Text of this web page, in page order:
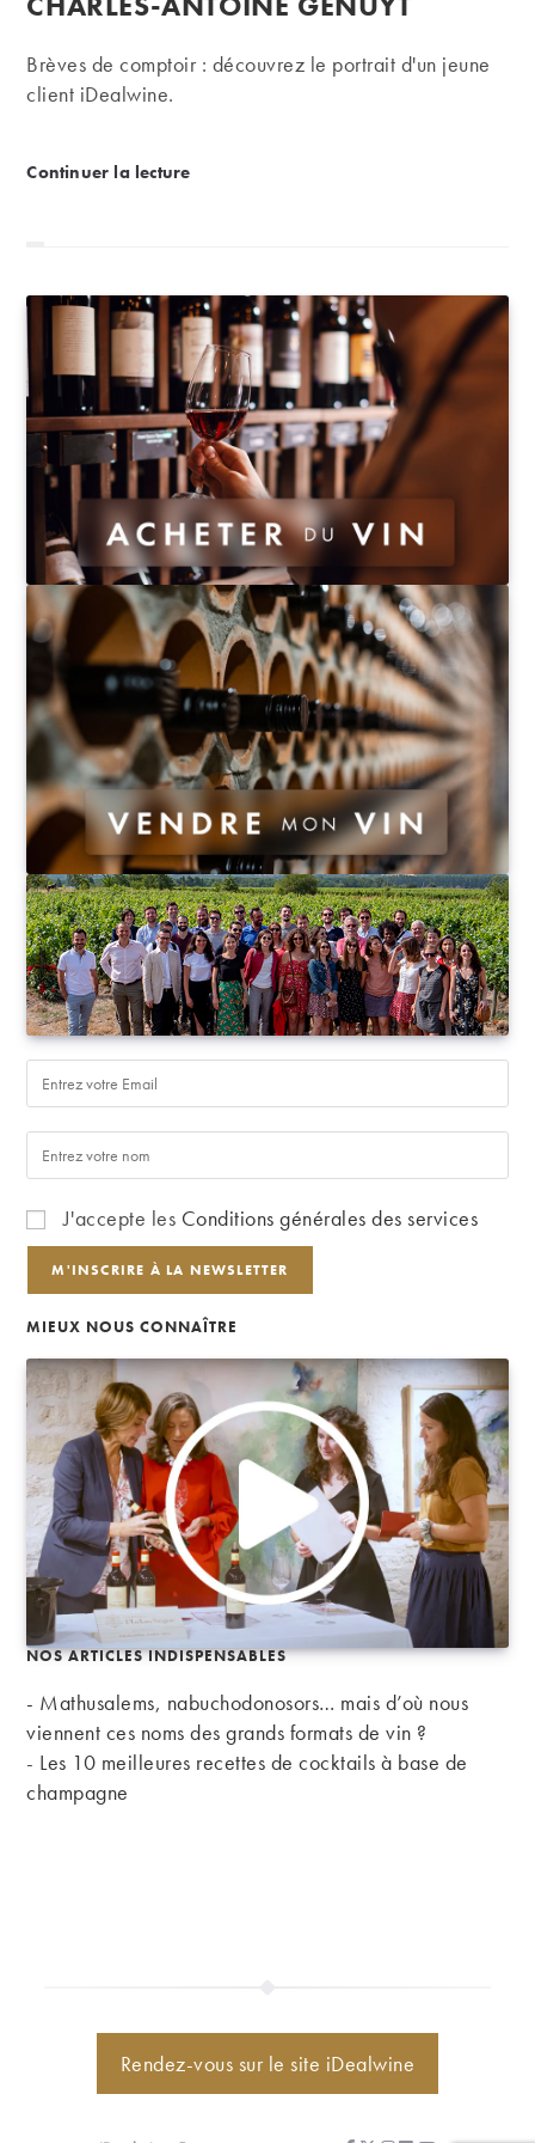
Brèves de comptoir : découvrez le portrait d'un jeune
client iDealwine.
Continuer la lectureBRÈVES DE COMPTOIR avec Charles-Antoine
J'accepte les Conditions générales des services
MIEUX NOUS CONNAÎTRE
NOS ARTICLES INDISPENSABLES
- Mathusalems, nabuchodonosors… mais d’où nous
viennent ces noms des grands formats de vin ?
- Les 10 meilleures recettes de cocktails à base de
champagne
Rendez-vous sur le site iDealwine